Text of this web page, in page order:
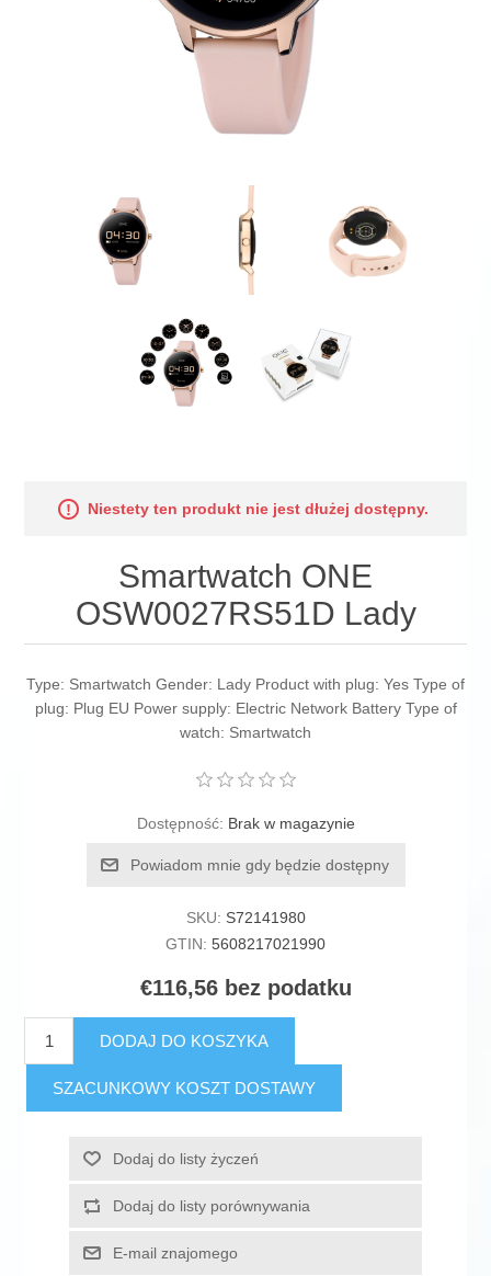
Niestety ten produkt nie jest dłużej dostępny.
Smartwatch ONE
OSW0027RS51D Lady
Type: Smartwatch Gender: Lady Product with plug: Yes Type of
plug: Plug EU Power supply: Electric Network Battery Type of
watch: Smartwatch
Dostępność: Brak w magazynie
Powiadom mnie gdy będzie dostępny
SKU: S72141980
GTIN: 5608217021990
€116,56 bez podatku
DODAJ DO KOSZYKA
SZACUNKOWY KOSZT DOSTAWY
Dodaj do listy życzeń
Dodaj do listy porównywania
E-mail znajomego